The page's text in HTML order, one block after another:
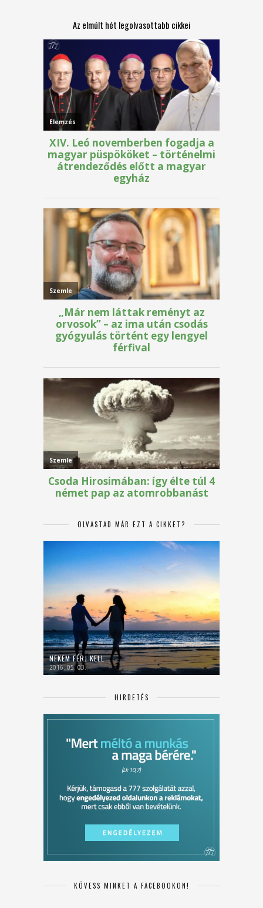
Az elmúlt hét legolvasottabb cikkei
OLVASTAD MÁR EZT A CIKKET?
NEKEM FÉRJ KELL
2016. 05. 03.
HIRDETÉS
KÖVESS MINKET A FACEBOOKON!